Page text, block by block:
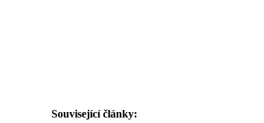
Související články: